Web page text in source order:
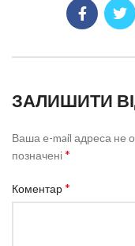
ЗАЛИШИТИ
Ваша e-mail адреса не
позначені*
Коментар*